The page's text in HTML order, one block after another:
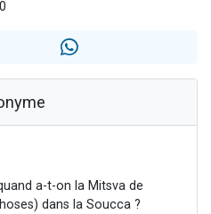
places pour étudier en groupe sur Zoom
de donner son Maasser
4 personnes viennent de nous rejoindre sur WhatsApp
a-t-on la Mitsva de
dans la Soucca ?